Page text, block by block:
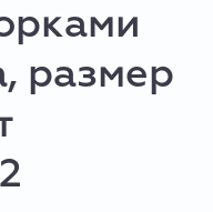
размер